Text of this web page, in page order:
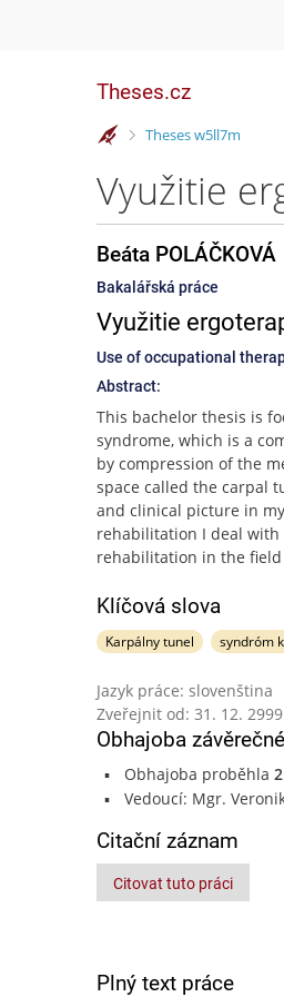
Theses.cz
>
Theses w5ll7m
Beáta POLÁČKOVÁ
Bakalářská práce
Využitie
Use of occupational
Abstract:
This bachelor thesis is
syndrome, which is a
by compression of the
space called the carpal
and clinical picture in
rehabilitation I deal
rehabilitation in the
Klíčová slova
Karpálny tunel syndróm
Jazyk práce: slovenština
Zveřejnit od: 31. 12. 2999
Obhajoba
Obhajoba proběhla
Vedoucí: Mgr.
Citační záznam
Citovat tuto práci
Plný text práce